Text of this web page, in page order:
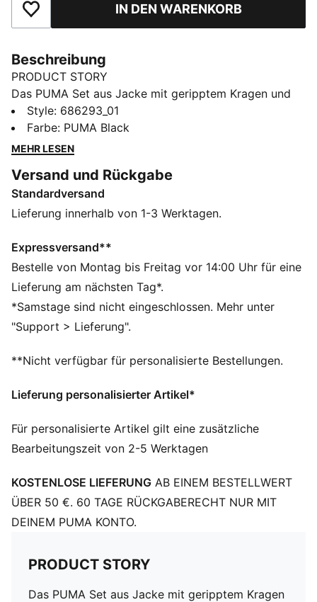
Zu Favoriten hinzufügenIN DEN WARENKORB
Beschreibung
PRODUCT STORY
Das PUMA Set aus Jacke mit geripptem Kragen und
einer Hose mit elastischem Bund und innenliegendem
Kordelzug sorgt für einen perfekten Sitz. Das PUMA
No. 1 Logo als Gummiprint verleiht dem Set einen
Aktivitäten.
FEATURES + VORTEILE
Hergestellt aus mindestens 90 % recycelten
DETAILS
Regular Fit
Gerippter Kragen
Elastischer Bund mit Tunnelzug innen
PUMA No. 1 Logo als Gummidruck
PUMA Branding-Details
Style: 686293_01
Farbe: PUMA Black
MEHR LESEN
Versand und Rückgabe
Standardversand
Lieferung innerhalb von 1-3 Werktagen.
Expressversand**
Bestelle von Montag bis Freitag vor 14:00 Uhr für eine
Lieferung am nächsten Tag*.
*Samstage sind nicht eingeschlossen. Mehr unter
"Support > Lieferung".
**Nicht verfügbar für personalisierte Bestellungen.
Lieferung personalisierter Artikel*
Für personalisierte Artikel gilt eine zusätzliche
Bearbeitungszeit von 2-5 Werktagen
KOSTENLOSE LIEFERUNG AB EINEM BESTELLWERT
ÜBER 50 €. 60 TAGE RÜCKGABERECHT NUR MIT
DEINEM PUMA KONTO.
PRODUCT STORY
Das PUMA Set aus Jacke mit geripptem Kragen